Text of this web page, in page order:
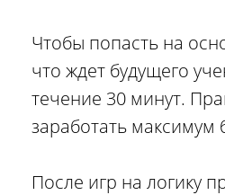
Чтобы попасть на
что ждет будущего
течение 30 минут.
заработать максимум
После игр на логику